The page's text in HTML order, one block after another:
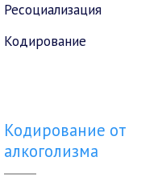
Ресоциализация
Кодирование
Кодирование от
алкоголизма